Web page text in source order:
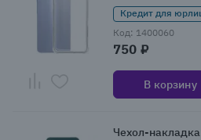
прозрачный
Кредит для
Код: 1400060
750 ₽
В корзину
Чехол-